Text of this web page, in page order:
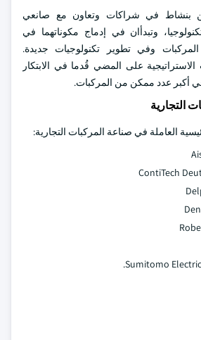
بنشاط في شراكات وتعاون مع صانعي
وتبدأان في إدماج مكوناتهما في
وفي تطوير تكنولوجيات جديدة.
الاستراتيجية على المضي قُدما في الابتكار
أكبر عدد ممكن من المركبات.
التجارية
العاملة في صناعة المركبات التجارية:
ContiTech
Sumitomo